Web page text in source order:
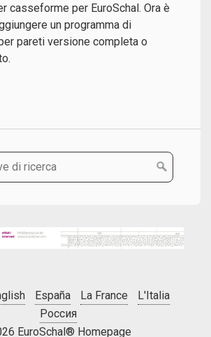
casseforme per EuroSchal. Ora è
un programma di
pareti versione completa o
España La France
L'Italia
Россия
EuroSchal® Homepage